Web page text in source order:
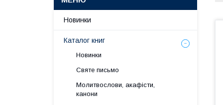
Новинки
Каталог книг
Новинки
Святе письмо
Молитвослови, акафісти,
канони